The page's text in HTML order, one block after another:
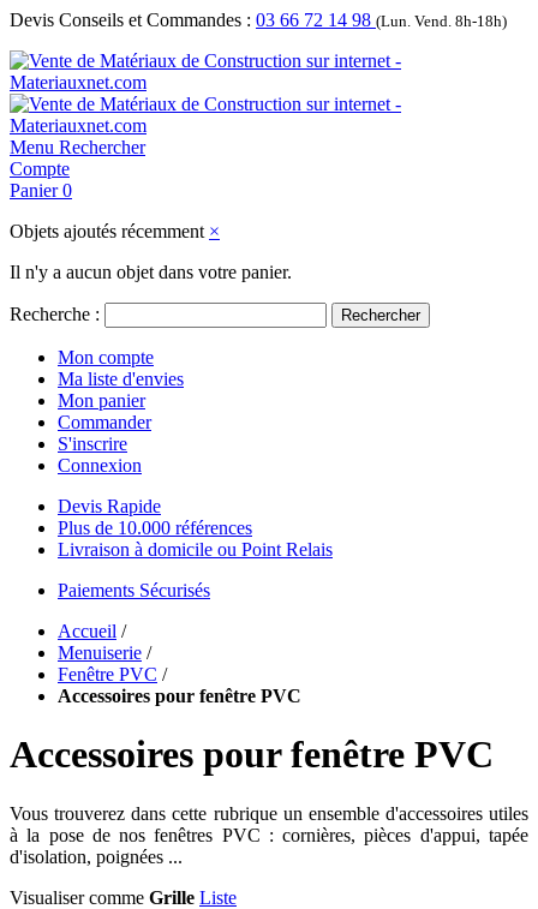
Devis Conseils et Commandes : 03 66 72 14 98 (Lun. Vend. 8h-18h)
Menu Rechercher
Compte
Panier 0
Objets ajoutés récemment ×
Il n'y a aucun objet dans votre panier.
Recherche : Rechercher
Mon compte
Ma liste d'envies
Mon panier
Commander
S'inscrire
Connexion
Devis Rapide
Plus de 10.000 références
Livraison à domicile ou Point Relais
Paiements Sécurisés
Accueil /
Menuiserie /
Fenêtre PVC /
Accessoires pour fenêtre PVC
Accessoires pour fenêtre PVC
Vous trouverez dans cette rubrique un ensemble d'accessoires utiles
à la pose de nos fenêtres PVC : cornières, pièces d'appui, tapée
d'isolation, poignées ...
Visualiser comme Grille Liste